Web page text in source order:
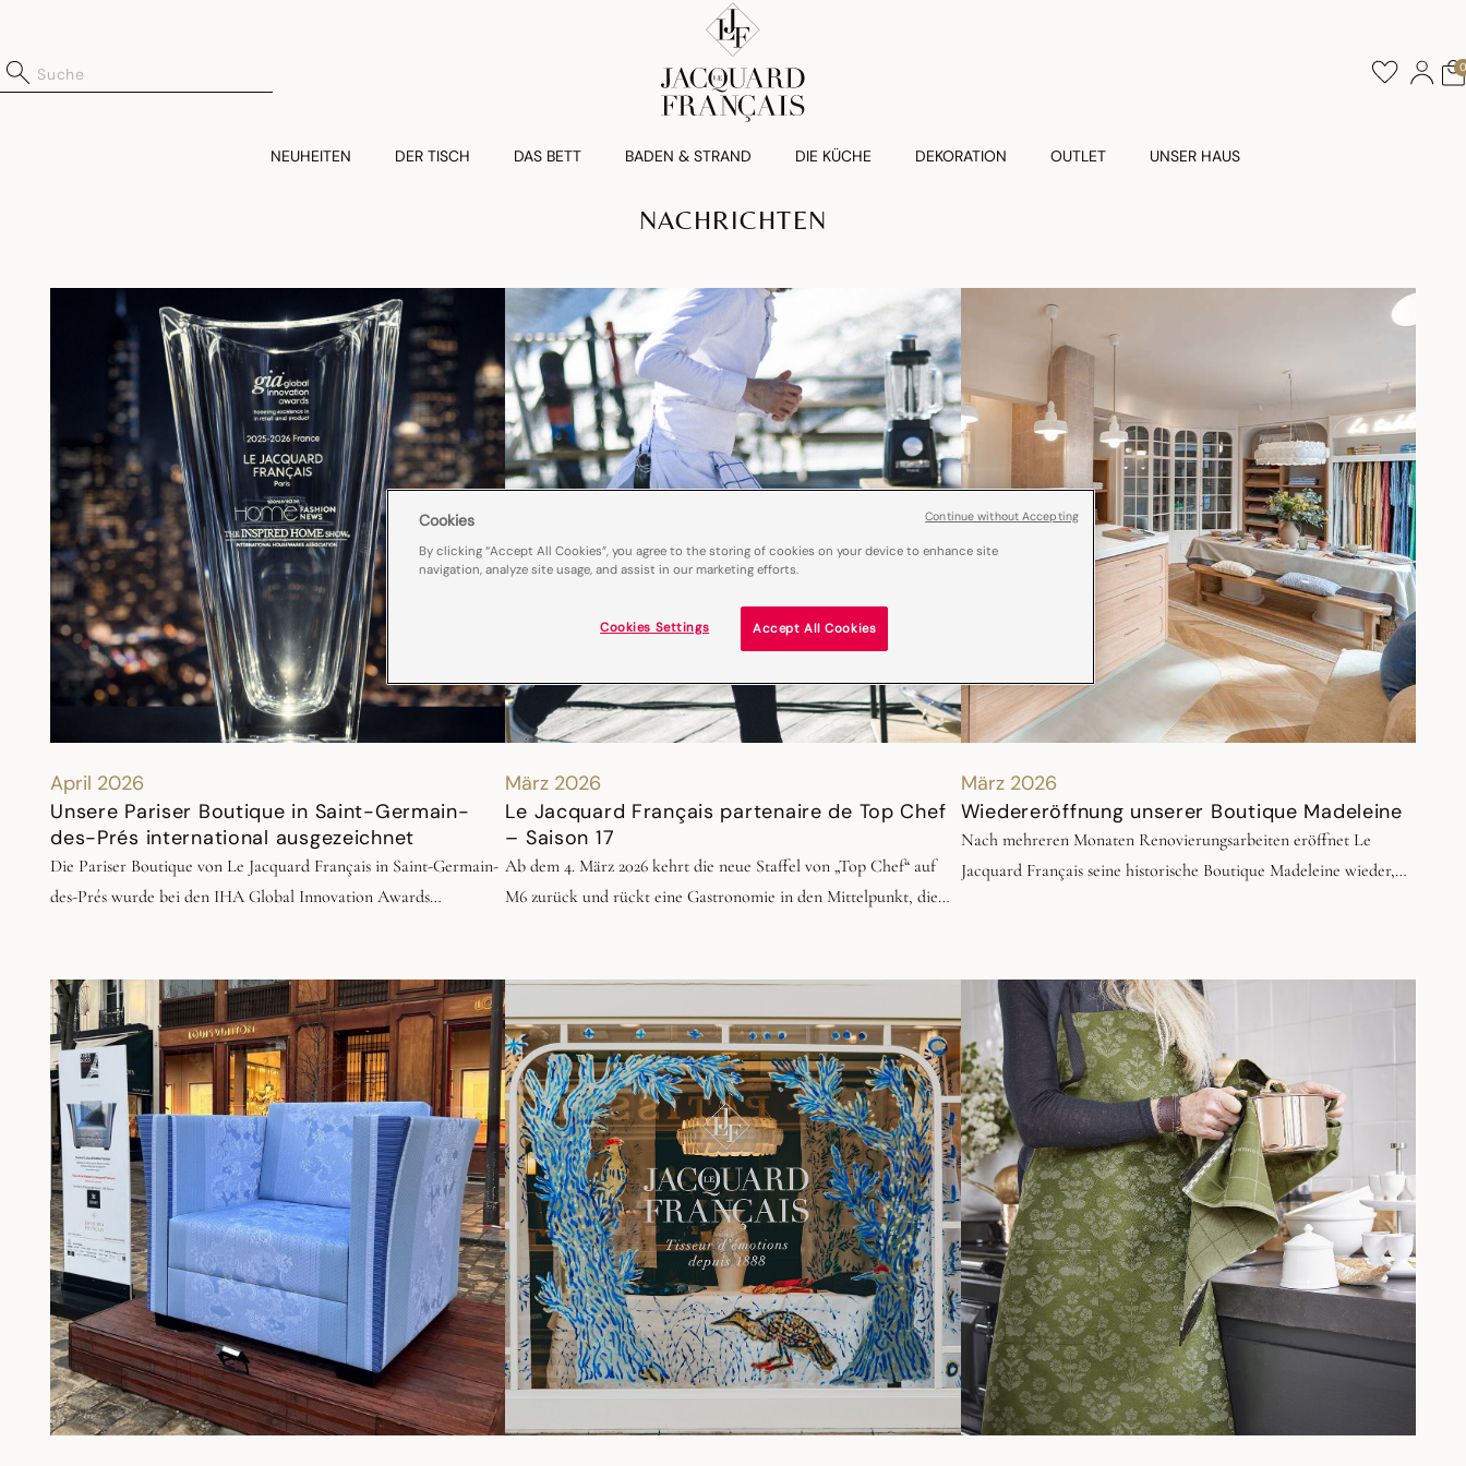
0
NEUHEITEN DER TISCH DAS BETT BADEN & STRAND DIE KÜCHE DEKORATION OUTLET UNSER HAUS
NACHRICHTEN
April 2026
Unsere Pariser Boutique in Saint-Germain-
des-Prés international ausgezeichnet
Die Pariser Boutique von Le Jacquard Français in Saint-Germain-
des-Prés wurde bei den IHA Global Innovation Awards
organisiert wurden. Als Preisträgerin für Frankreich 2026 zählt sie
zu den 31 bemerkenswertesten Ladenkonzepten der Welt in
diesem Jahr: eine internationale Anerkennung, auf die wir
besonders stolz sind.
März 2026
Le Jacquard Français partenaire de Top Chef
– Saison 17
Ab dem 4. März 2026 kehrt die neue Staffel von „Top Chef“ auf
M6 zurück und rückt eine Gastronomie in den Mittelpunkt, die
die Sendung Know-how, hohen Anspruch und die Weitergabe von
Wissen. Le Jacquard Français ist Produktionspartner von Top
Chef auf M6. Zu diesem Anlass begleitet das Haus die Köche
mitten im Geschehen und stellt ihnen verschiedene Küchen- und
Tischtextilien zur Verfügung. Auf dem Bildschirm finden diese
Kreationen Eingang in die Küchen und Prüfungen der Sendung,
ganz nah am Geschehen, dort, wo sich Kreativität entfaltet und
wo täglich Spitzenleistungen entstehen. Seit 1888 webt unsere
Manufaktur in Frankreich Textilien, die auf Langlebigkeit
ausgelegt sind und textile Qualität, Jacquard-Präzision und
elegante Muster vereinen.
März 2026
Wiedereröffnung unserer Boutique Madeleine
Nach mehreren Monaten Renovierungsarbeiten eröffnet Le
Jacquard Français seine historische Boutique Madeleine wieder,
Cookies
By clicking “Accept All Cookies”, you agree to the storing of cookies on your device to enhance site
navigation, analyze site usage, and assist in our marketing efforts.
Accept All Cookies
Cookies Settings
Continue without Accepting